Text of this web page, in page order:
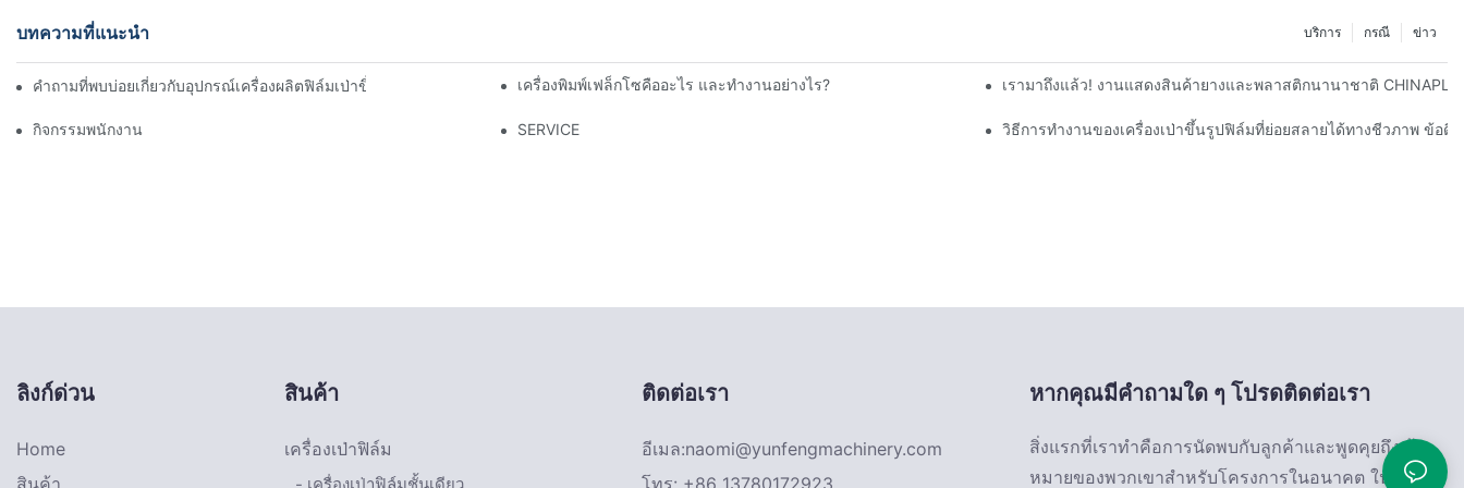
บทความที่แนะนำ ข่าว
กรณี
บริการ
คำถามที่พบบ่อยเกี่ยวกับอุปกรณ์เครื่องผลิตฟิล์มเป่าขึ้นรูป: วิธีแก้ไขปัญหาความหนาของฟิล์มไม่สม่ำเสมอ?
เครื่องพิมพ์เฟล็กโซคืออะไร และทำงานอย่างไร? เรามาถึงแล้ว! งานแสดงสินค้ายางและพลาสติกนานาชาติ
กิจกรรมพนักงาน SERVICE วิธีการทำงานของเครื่องเป่าขึ้นรูปฟิล์มที่ย่อยสลายได้ทางชีวภาพ ข้อดี
ลิงก์ด่วน
Home
สินค้า
สินค้า
เครื่องเป่าฟิล์ม
ติดต่อเรา
อีเมล:naomi@yunfengmachinery.com
โทร: +86 13780172923
หากคุณมีคำถามใด ๆ โปรดติดต่อเรา
สิ่งแรกที่เราทำคือการนัดพบกับลูกค้าและพูดคุยถึงเป้า
หมายของพวกเขาสำหรับโครงการในอนาคต ใน